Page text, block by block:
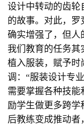
设计中转动的齿轮
的故事。对此，罗
确实增强了，但人
我们教育的任务
植入服装，赋予时
调：“服装设计专
需要掌握各种技
励学生做更多跨
后教练变成推动